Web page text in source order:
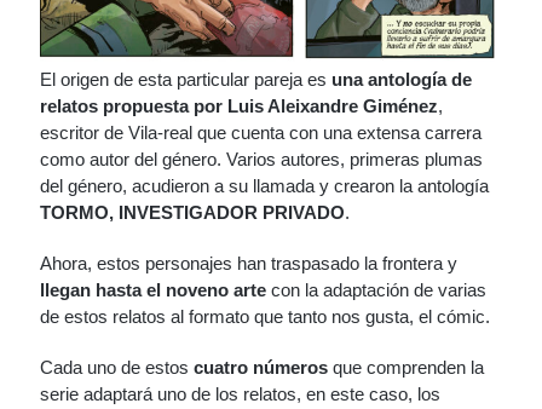
El origen de esta particular pareja es una antología de
relatos propuesta por Luis Aleixandre Giménez,
escritor de Vila-real que cuenta con una extensa carrera
como autor del género. Varios autores, primeras plumas
del género, acudieron a su llamada y crearon la antología
TORMO, INVESTIGADOR PRIVADO.
Ahora, estos personajes han traspasado la frontera y
llegan hasta el noveno arte con la adaptación de varias
de estos relatos al formato que tanto nos gusta, el cómic.
Cada uno de estoscuatro números que comprenden la
serie adaptará uno de los relatos, en este caso, los